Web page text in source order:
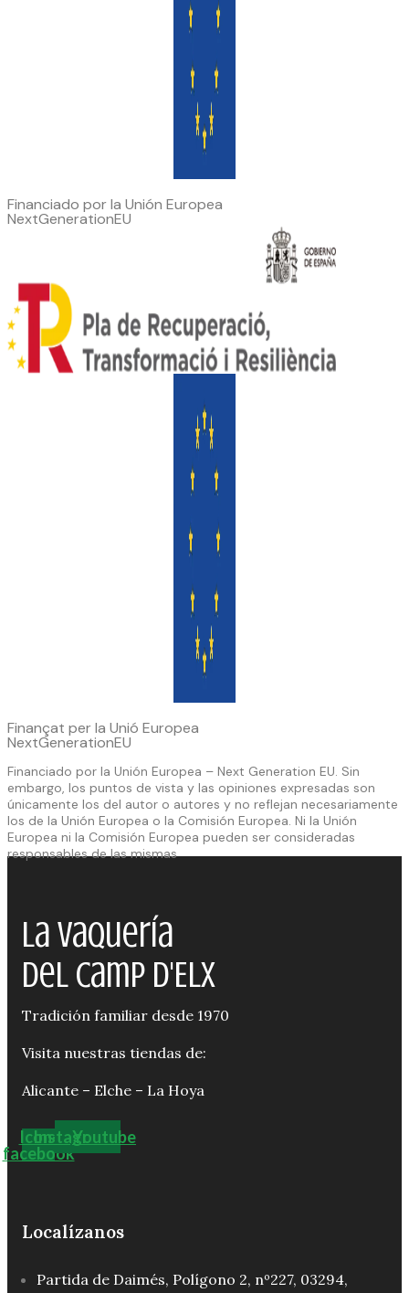
Financiado por la Unión Europea
NextGenerationEU
Finançat per la Unió Europea
NextGenerationEU
Financiado por la Unión Europea – Next Generation EU. Sin
embargo, los puntos de vista y las opiniones expresadas son
únicamente los del autor o autores y no reflejan necesariamente
los de la Unión Europea o la Comisión Europea. Ni la Unión
Europea ni la Comisión Europea pueden ser consideradas
responsables de las mismas
La Vaquería
del Camp d'Elx
Tradición familiar desde 1970
Visita nuestras tiendas de:
Alicante – Elche – La Hoya
Icon-
facebook
Instagram
Youtube
Localízanos
Partida de Daimés, Polígono 2, nº227, 03294,